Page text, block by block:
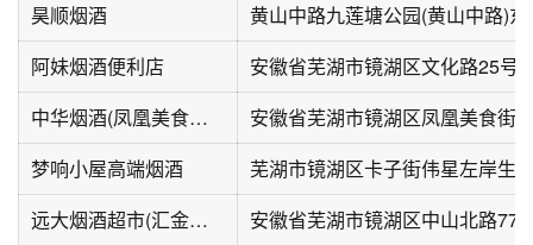
昊顺烟酒
阿妹烟酒便利店
安徽省芜湖市镜湖区文化路25号
中华烟酒(凤凰美食街店)
安徽省芜湖市镜湖区凤凰美食街
梦响小屋高端烟酒
芜湖市镜湖区卡子街伟星左岸生
远大烟酒超市(汇金广场店)